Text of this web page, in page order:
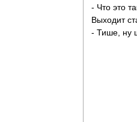
- Что это
Выходит
- Тише, ну